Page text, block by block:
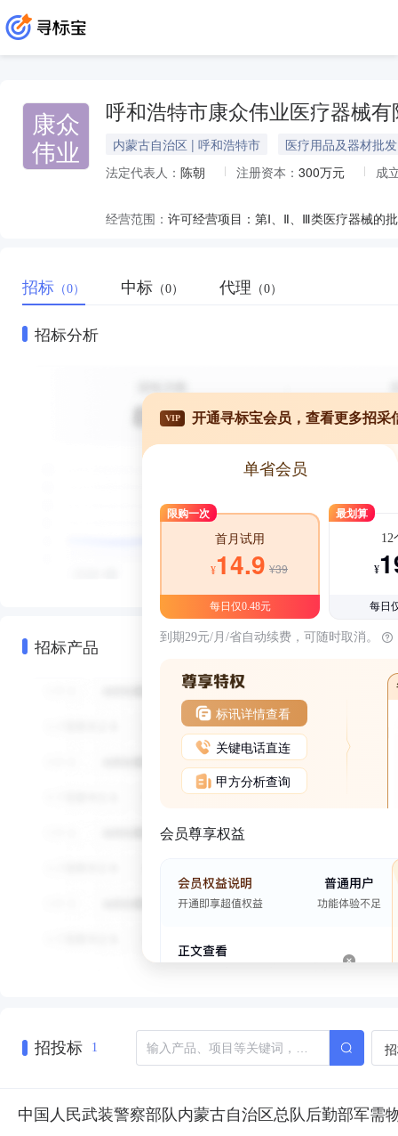
康众
伟业
呼和浩特市康众伟业医疗器械有
内蒙古自治区 | 呼和浩特市
医疗用品及器材批发
法定代表人： 陈朝 注册资本： 300万元 成
经营范围： 许可经营项目：第Ⅰ、Ⅱ、Ⅲ类医疗器械的
招标 （0） 中标 （0） 代理 （0）
招标分析
招标产品
VIP 开通寻标宝会员，查看更多招采
单省会员
限购一次
首月试用
¥14.9 ¥39
每日仅0.48元
最划算
12
¥
每日
到期29元/月/省自动续费，可随时取消。
标讯详情查看
关键电话直连
甲方分析查询
会员尊享权益
招投标 1
中国人民武装警察部队内蒙古自治区总队后勤部军